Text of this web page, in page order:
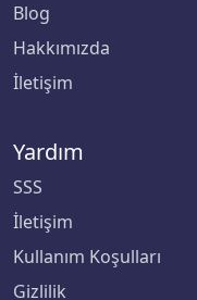
Blog
Hakkımızda
İletişim
Yardım
SSS
İletişim
Kullanım Koşulları
Gizlilik